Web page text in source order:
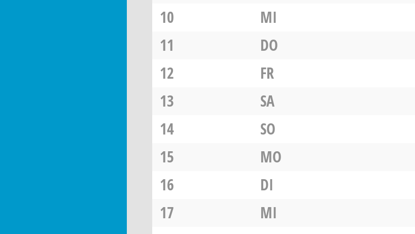
10
MI
11
DO
12
FR
13
SA
14
SO
15
MO
16
DI
17
MI